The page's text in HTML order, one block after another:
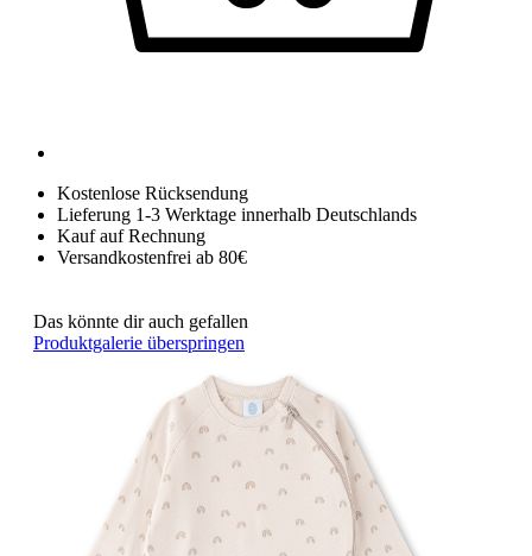
Kostenlose Rücksendung
Lieferung 1-3 Werktage innerhalb Deutschlands
Kauf auf Rechnung
Versandkostenfrei ab 80€
Das könnte dir auch gefallen
Produktgalerie überspringen